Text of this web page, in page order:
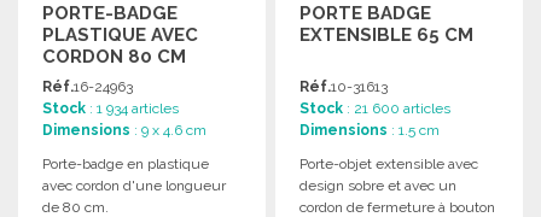
PORTE-BADGE
PLASTIQUE AVEC
CORDON 80 CM
Réf.16-24963
Stock : 1 934 articles
Dimensions : 9 x 4.6 cm
Porte-badge en plastique
avec cordon d'une longueur
de 80 cm.
PORTE BADGE
EXTENSIBLE 65 CM
Réf.10-31613
Stock : 21 600 articles
Dimensions : 1.5 cm
Porte-objet extensible avec
design sobre et avec un
cordon de fermeture à bouton